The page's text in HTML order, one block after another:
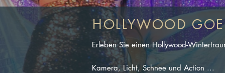
HOLLYWOOD
Erleben Sie einen Hollywood-
Kamera, Licht, Schnee und Action ...